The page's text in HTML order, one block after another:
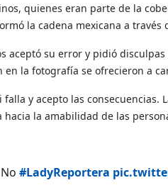
quienes eran parte de la
la cadena mexicana a través
aceptó su error y pidió
en la fotografía se ofrecieron a
falla y acepto las
la amabilidad de las
#LadyReportera